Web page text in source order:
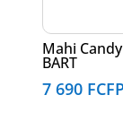
Mahi
BART
7 690